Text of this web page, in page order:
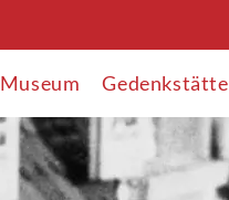
Museum Gedenkstätte